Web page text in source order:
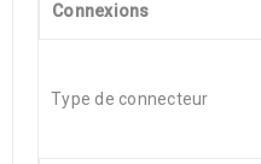
Connexions
Type de connecteur